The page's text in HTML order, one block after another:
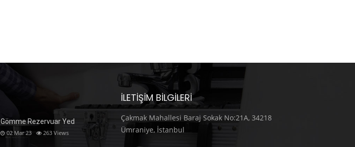
Gömme Rezervuar Yed
02 Mar 23 263 Views
İLETIŞIM BILGILERI
Çakmak Mahallesi Baraj Sokak No:21A, 34218
Ümraniye, İstanbul